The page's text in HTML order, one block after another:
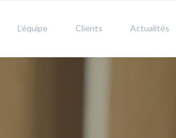
L’équipe Clients Actualités